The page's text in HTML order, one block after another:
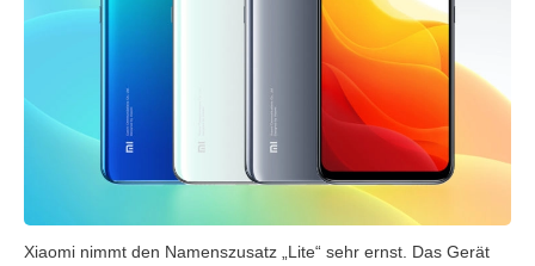
Xiaomi nimmt den Namenszusatz „Lite“ sehr ernst. Das Gerät